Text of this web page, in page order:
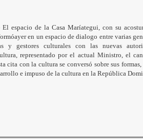
El espacio de la Casa Maríategui, con su
en un espacio de dialogo entre varias
y gestores culturales con las nuevas
representado por el actual Ministro, el
cita con la cultura se conversó sobre sus
e impuso de la cultura en la República